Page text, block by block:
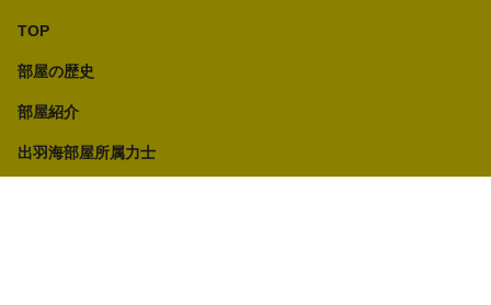
TOP
部屋の歴史
部屋紹介
出羽海部屋所属力士